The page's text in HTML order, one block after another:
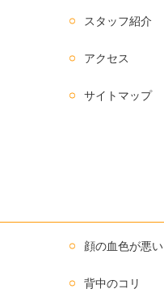
スタッフ紹介
アクセス
サイトマップ
顔の血色が悪い
背中のコリ